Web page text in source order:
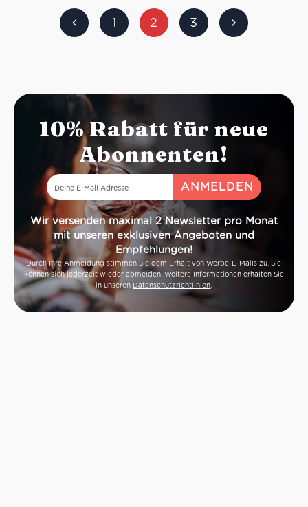
Stein geschält mit der traditionellen
Steinmethode
Protein mit hoher Hydratationskapazität
1 2 3
10% Rabatt für neue
Abonnenten!
Wir versenden maximal 2 Newsletter pro Monat
mit unseren exklusiven Angeboten und
Empfehlungen!
Durch Ihre Anmeldung stimmen Sie dem Erhalt von Werbe-E-Mails zu. Sie
können sich jederzeit wieder abmelden. Weitere Informationen erhalten Sie
in unseren Datenschutzrichtlinien